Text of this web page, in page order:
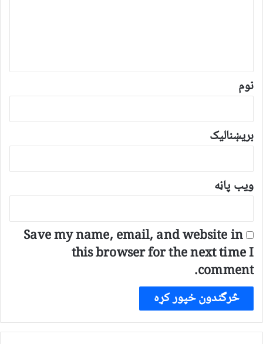
*
نوم
بریښنالیک
ویب پاڼه
Save my name, email, and website in
this browser for the next time I
comment.